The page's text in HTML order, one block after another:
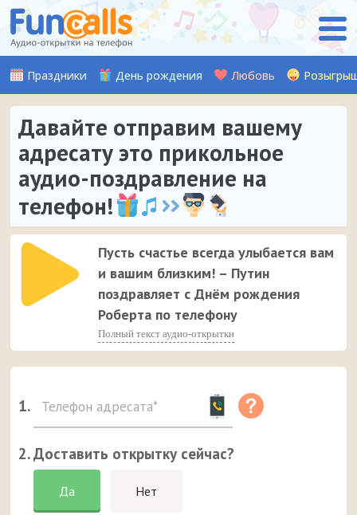
Праздники День рождения Любовь
Давайте отправим вашему
адресату это прикольное
аудио-поздравление на
телефон!
Пусть счастье всегда улыбается вам
и вашим близким! – Путин
поздравляет с Днём рождения
Роберта по телефону
Полный текст аудио-открытки
1.
2. Доставить открытку сейчас?
Да Нет